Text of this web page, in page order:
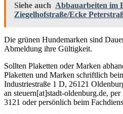
Siehe auch Abbauarbeiten im
Ziegelhofstraße/Ecke
Die grünen Hundemarken sind
Abmeldung ihre Gültigkeit.
Sollten Plaketten oder Marken
Plaketten und Marken schriftlich
Industriestraße 1 D, 26121
an steuern[at]stadt-oldenburg.de, per
3121 oder persönlich beim